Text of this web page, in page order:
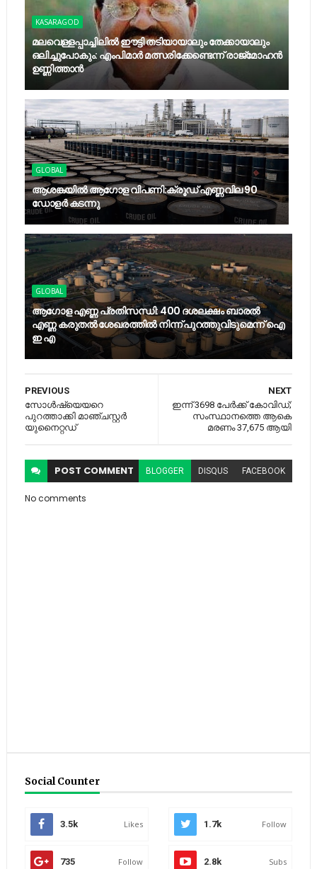
KASARAGOD
മലവെള്ളപ്പാച്ചിലില്‍ ഈട്ടി തടിയായാലും തേക്കായാലും
ഒലിച്ചുപോകും: എംപിമാര്‍ മത്സരിക്കേണ്ടെന്ന് രാജ്‌മോഹന്‍
ഉണ്ണിത്താന്‍
GLOBAL
ആശങ്കയിൽ ആഗോള വിപണി:ക്രൂഡ് എണ്ണവില 90
ഡോളർ കടന്നു
GLOBAL
ആഗോള എണ്ണ പ്രതിസന്ധി: 400 ദശലക്ഷം ബാരൽ
എണ്ണ കരുതൽ ശേഖരത്തിൽ നിന്ന് പുറത്തുവിടുമെന്ന് ഐ
ഇ എ
NEXT
ഇന്ന് 3698 പേര്‍ക്ക് കോവിഡ്​;
സംസ്ഥാനത്തെ ആകെ
മരണം 37,675 ആയി
PREVIOUS
സോൾഷ്യെയറെ
പുറത്താക്കി മാഞ്ചസ്റ്റർ
യുനൈറ്റഡ്
POST COMMENT BLOGGER DISQUS FACEBOOK
No comments
Social Counter
3.5k Likes 1.7k Follow
735 Follow 2.8k Subs